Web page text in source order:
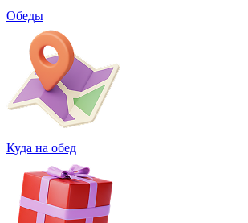
Обеды
Куда на обед